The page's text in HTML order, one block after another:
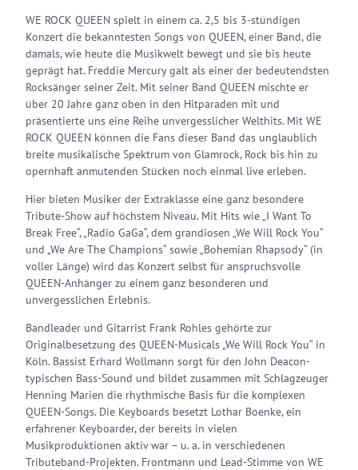
WE ROCK QUEEN spielt in einem ca. 2,5 bis 3-stündigen
Konzert die bekanntesten Songs von QUEEN, einer Band, die
damals, wie heute die Musikwelt bewegt und sie bis heute
geprägt hat. Freddie Mercury galt als einer der bedeutendsten
Rocksänger seiner Zeit. Mit seiner Band QUEEN mischte er
über 20 Jahre ganz oben in den Hitparaden mit und
präsentierte uns eine Reihe unvergesslicher Welthits. Mit WE
ROCK QUEEN können die Fans dieser Band das unglaublich
breite musikalische Spektrum von Glamrock, Rock bis hin zu
opernhaft anmutenden Stücken noch einmal live erleben.
Hier bieten Musiker der Extraklasse eine ganz besondere
Tribute-Show auf höchstem Niveau. Mit Hits wie „I Want To
Break Free“, „Radio GaGa“, dem grandiosen „We Will Rock You“
und „We Are The Champions“ sowie „Bohemian Rhapsody“ (in
voller Länge) wird das Konzert selbst für anspruchsvolle
QUEEN-Anhänger zu einem ganz besonderen und
unvergesslichen Erlebnis.
Bandleader und Gitarrist Frank Rohles gehörte zur
Originalbesetzung des QUEEN-Musicals „We Will Rock You“ in
Köln. Bassist Erhard Wollmann sorgt für den John Deacon-
typischen Bass-Sound und bildet zusammen mit Schlagzeuger
Henning Marien die rhythmische Basis für die komplexen
QUEEN-Songs. Die Keyboards besetzt Lothar Boenke, ein
erfahrener Keyboarder, der bereits in vielen
Musikproduktionen aktiv war – u. a. in verschiedenen
Tributeband-Projekten. Frontmann und Lead-Stimme von WE